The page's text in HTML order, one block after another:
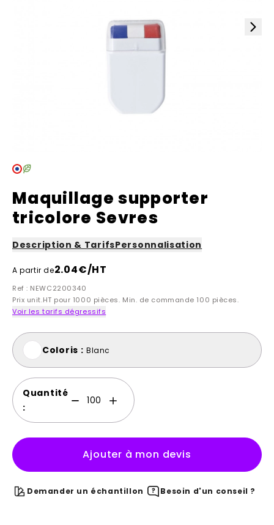
Maquillage supporter
tricolore Sevres
Description & TarifsPersonnalisation
A partir de2.04€/HT
Ref : NEWC2200340
Prix unit.HT pour 1000 pièces. Min. de commande 100 pièces.
Voir les tarifs dégressifs
Coloris : Blanc
Quantité
:
Ajouter à mon devis
Demander un échantillon Besoin d'un conseil ?